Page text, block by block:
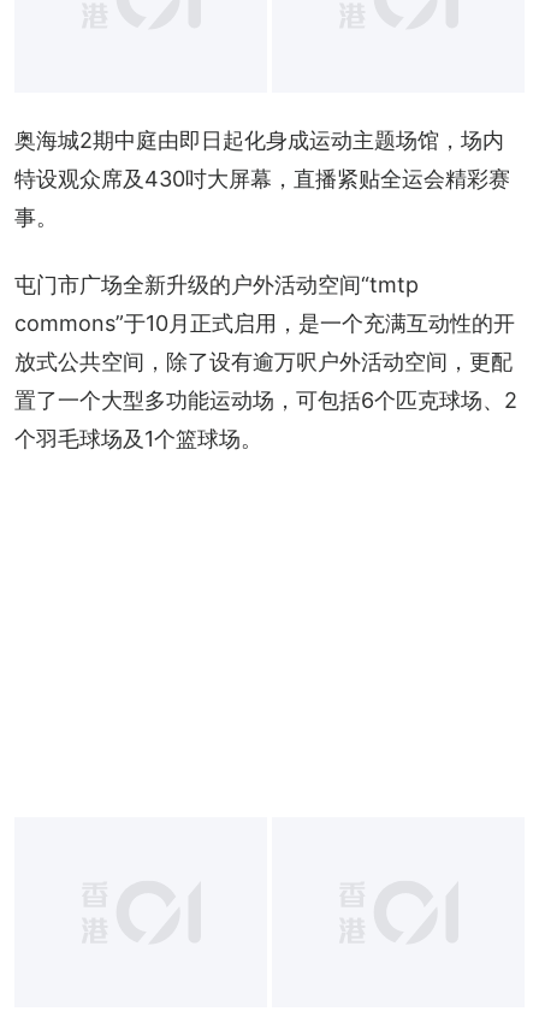
奥海城2期中庭由即日起化身成运动主题场馆，场内
特设观众席及430吋大屏幕，直播紧贴全运会精彩赛
事。
屯门市广场全新升级的户外活动空间“tmtp
commons”于10月正式启用，是一个充满互动性的开
放式公共空间，除了设有逾万呎户外活动空间，更配
置了一个大型多功能运动场，可包括6个匹克球场、2
个羽毛球场及1个篮球场。